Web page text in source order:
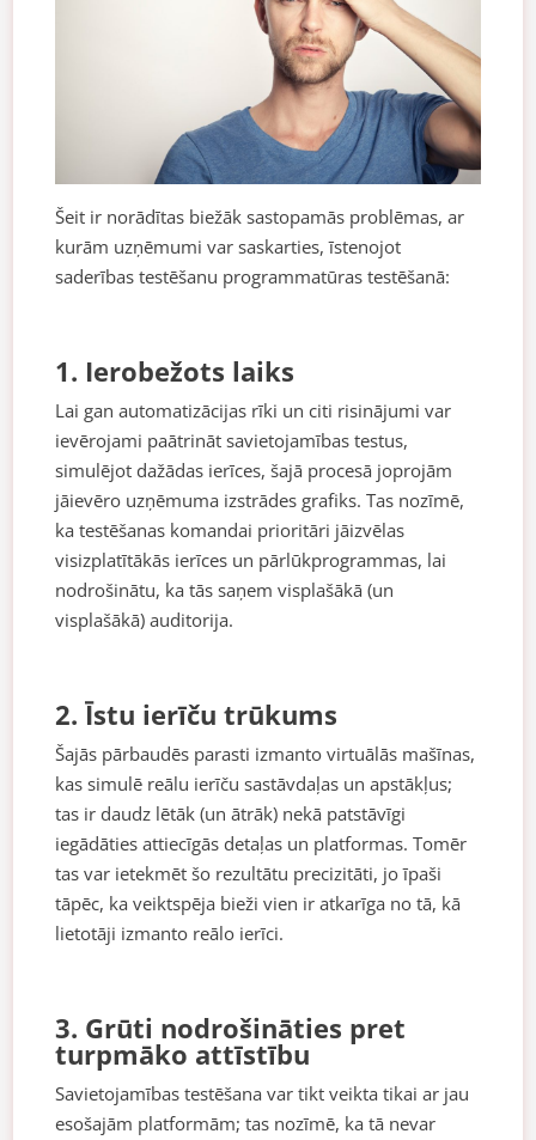
Šeit ir norādītas biežāk sastopamās problēmas, ar
kurām uzņēmumi var saskarties, īstenojot
saderības testēšanu programmatūras testēšanā:
1. Ierobežots laiks
Lai gan automatizācijas rīki un citi risinājumi var
ievērojami paātrināt savietojamības testus,
simulējot dažādas ierīces, šajā procesā joprojām
jāievēro uzņēmuma izstrādes grafiks. Tas nozīmē,
ka testēšanas komandai prioritāri jāizvēlas
visizplatītākās ierīces un pārlūkprogrammas, lai
nodrošinātu, ka tās saņem visplašākā (un
visplašākā) auditorija.
2. Īstu ierīču trūkums
Šajās pārbaudēs parasti izmanto virtuālās mašīnas,
kas simulē reālu ierīču sastāvdaļas un apstākļus;
tas ir daudz lētāk (un ātrāk) nekā patstāvīgi
iegādāties attiecīgās detaļas un platformas. Tomēr
tas var ietekmēt šo rezultātu precizitāti, jo īpaši
tāpēc, ka veiktspēja bieži vien ir atkarīga no tā, kā
lietotāji izmanto reālo ierīci.
3. Grūti nodrošināties pret
turpmāko attīstību
Savietojamības testēšana var tikt veikta tikai ar jau
esošajām platformām; tas nozīmē, ka tā nevar